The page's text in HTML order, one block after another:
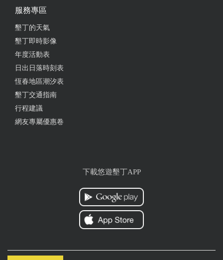
服務專區
墾丁的天氣
墾丁即時影像
年度活動表
日出日落時刻表
恆春地區潮汐表
墾丁交通指南
行程建議
網友專屬優惠卷
下載悠遊墾丁APP